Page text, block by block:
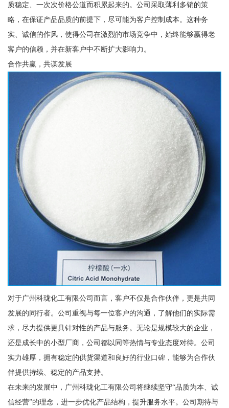
质稳定、一次次价格公道而积累起来的。公司采取薄利多销的策
略，在保证产品品质的前提下，尽可能为客户控制成本。这种务
实、诚信的作风，使得公司在激烈的市场竞争中，始终能够赢得老
客户的信赖，并在新客户中不断扩大影响力。
合作共赢，共谋发展
对于广州科珑化工有限公司而言，客户不仅是合作伙伴，更是共同
发展的同行者。公司重视与每一位客户的沟通，了解他们的实际需
求，尽力提供更具针对性的产品与服务。无论是规模较大的企业，
还是成长中的小型厂商，公司都以同等热情与专业态度对待。公司
实力雄厚，拥有稳定的供货渠道和良好的行业口碑，能够为合作伙
伴提供持续、稳定的产品支持。
在未来的发展中，广州科珑化工有限公司将继续坚守“品质为本、诚
信经营”的理念，进一步优化产品结构，提升服务水平。公司期待与